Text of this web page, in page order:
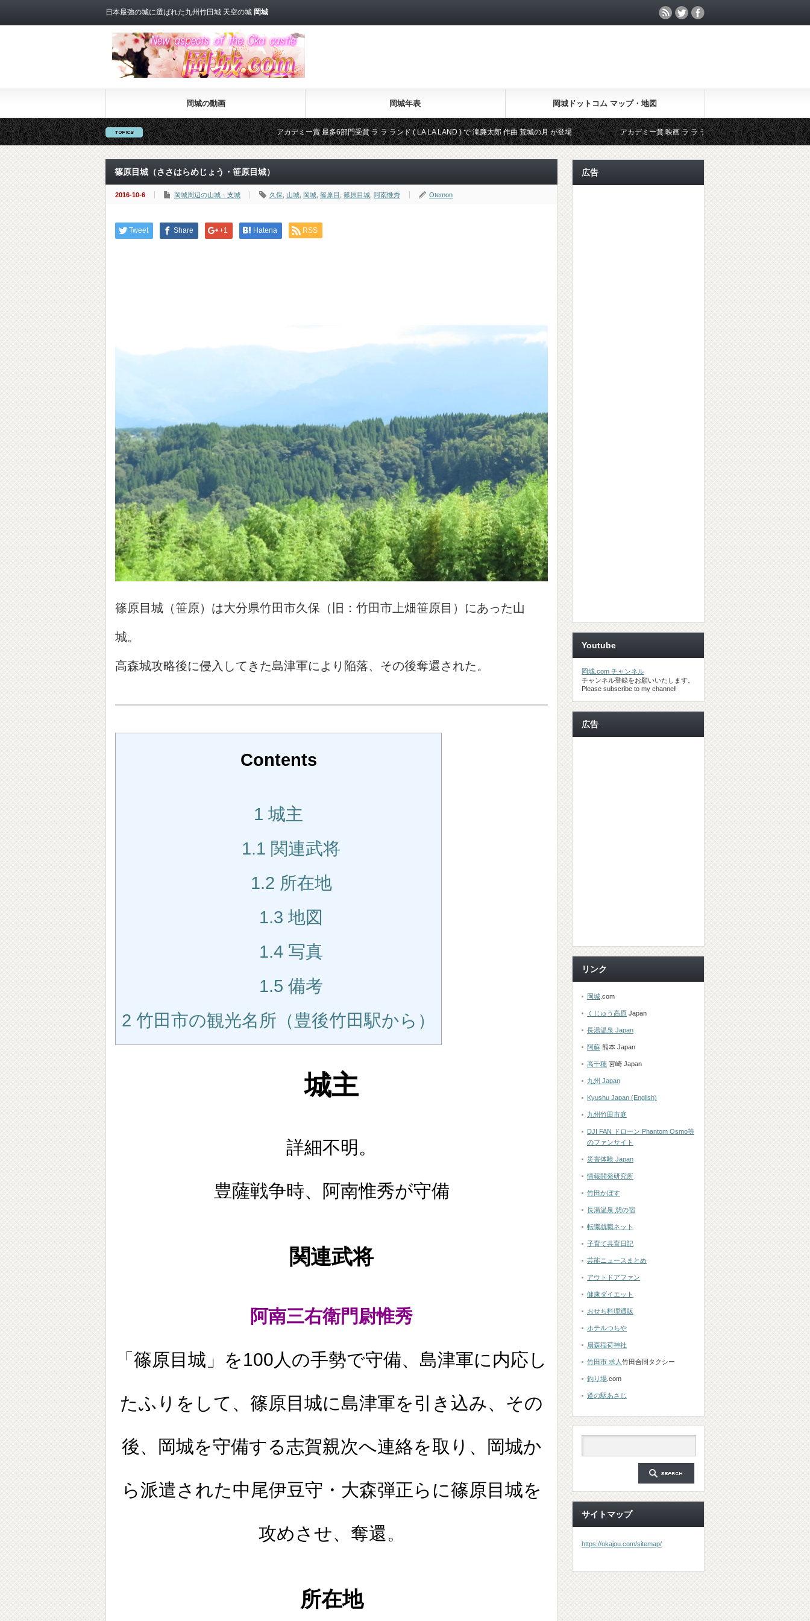
日本最強の城に選ばれた九州竹田城 天空の城 岡城
岡城の動画 岡城年表 岡城ドットコム マップ・地図
アカデミー賞 最多6部門受賞 ラ ラ ランド ( LA LA LAND ) で 滝廉太郎 作曲 荒城の月 が登場 アカデミー賞 映画 ラ ラ ランド ( LA LA LAND ) で 流れる 荒城の月（
篠原目城（ささはらめじょう・笹原目城）
2016-10-6 岡城周辺の山城・支城 久保 山城 岡城 篠原目 篠原目城 阿南惟秀 Otemon
Tweet Share +1 Hatena RSS
篠原目城（笹原）は大分県竹田市久保（旧：竹田市上畑笹原目）にあった山
城。
高森城攻略後に侵入してきた島津軍により陥落、その後奪還された。
Contents
1 城主
1.1 関連武将
1.2 所在地
1.3 地図
1.4 写真
1.5 備考
2 竹田市の観光名所（豊後竹田駅から）
城主
詳細不明。
豊薩戦争時、阿南惟秀が守備
関連武将
阿南三右衛門尉惟秀
「篠原目城」を100人の手勢で守備、島津軍に内応し
たふりをして、篠原目城に島津軍を引き込み、その
後、岡城を守備する志賀親次へ連絡を取り、岡城か
ら派遣された中尾伊豆守・大森弾正らに篠原目城を
攻めさせ、奪還。
所在地
広告
Youtube
岡城.com チャンネル
チャンネル登録をお願いいたします。
Please subscribe to my channel!
広告
リンク
岡城 .com
くじゅう高原 Japan
長湯温泉 Japan
阿蘇 熊本 Japan
高千穂 宮崎 Japan
九州 Japan
Kyushu Japan (English)
九州竹田市庭
DJI FAN ドローン Phantom Osmo等
のファンサイト
災害体験 Japan
情報開発研究所
竹田かぼす
長湯温泉 憩の宿
転職就職ネット
子育て共育日記
芸能ニュースまとめ
アウトドアファン
健康ダイエット
おせち料理通販
ホテルつちや
扇森稲荷神社
竹田市 求人 竹田合同タクシー
釣り場 .com
道の駅あさじ
サイトマップ
https://okajou.com/sitemap/